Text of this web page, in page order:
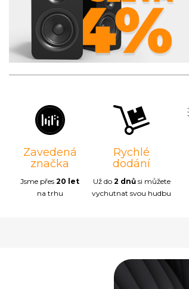
Zavedená
značka
Jsme přes20 let
na trhu
Rychlé
dodání
Už do 2 dnůsi můžete
vychutnat svou hudbu